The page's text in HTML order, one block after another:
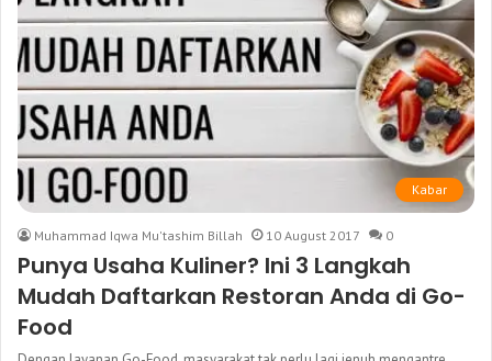
Kabar
Muhammad Iqwa Mu'tashim Billah 10 August 2017 0
Punya Usaha Kuliner? Ini 3 Langkah
Mudah Daftarkan Restoran Anda di Go-
Food